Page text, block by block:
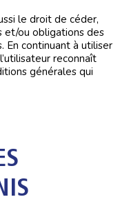
le droit de céder,
et/ou obligations des
En continuant à utiliser
reconnaît
générales qui